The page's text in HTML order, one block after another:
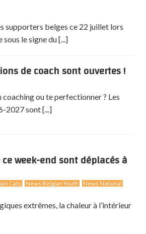
supporters belges ce 22 juillet lors
le signe du [...]
de coach sont ouvertes !
coaching ou te perfectionner ? Les
2027 sont [...]
week-end sont déplacés à
Cats News Belgian Youth
News National
extrêmes, la chaleur à l’intérieur